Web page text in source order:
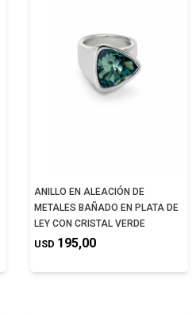
ANILLO EN ALEACIÓN DE
METALES BAÑADO EN PLATA DE
LEY CON CRISTAL VERDE
USD 195,00